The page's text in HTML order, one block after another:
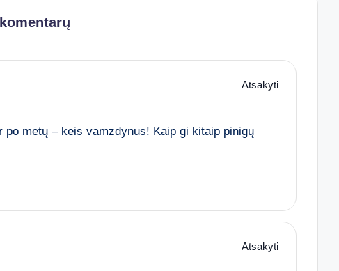
Atsakyti
metų – keis vamzdynus! Kaip gi kitaip pinigų
Atsakyti